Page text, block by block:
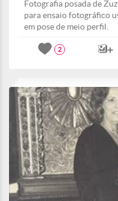
Fotografia posada de
para ensaio fotográfico
em pose de meio perfil.
2